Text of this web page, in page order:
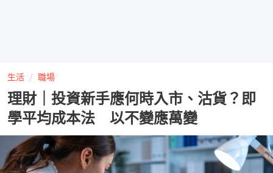
生活 職場
理財｜投資新手應何時入市、沽貨？即
學平均成本法 以不變應萬變